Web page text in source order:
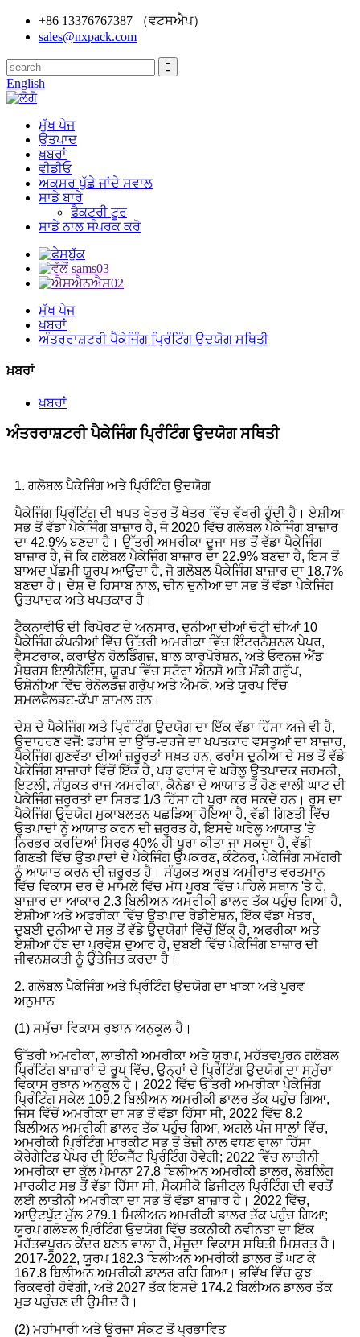
+86 13376767387 （ਵਟਸਐਪ）
sales@nxpack.com
English
ਮੁੱਖ ਪੇਜ
ਉਤਪਾਦ
ਖ਼ਬਰਾਂ
ਵੀਡੀਓ
ਅਕਸਰ ਪੁੱਛੇ ਜਾਂਦੇ ਸਵਾਲ
ਸਾਡੇ ਬਾਰੇ
ਫੈਕਟਰੀ ਟੂਰ
ਸਾਡੇ ਨਾਲ ਸੰਪਰਕ ਕਰੋ
ਮੁੱਖ ਪੇਜ
ਖ਼ਬਰਾਂ
ਅੰਤਰਰਾਸ਼ਟਰੀ ਪੈਕੇਜਿੰਗ ਪ੍ਰਿੰਟਿੰਗ ਉਦਯੋਗ ਸਥਿਤੀ
ਖ਼ਬਰਾਂ
ਖ਼ਬਰਾਂ
ਅੰਤਰਰਾਸ਼ਟਰੀ ਪੈਕੇਜਿੰਗ ਪ੍ਰਿੰਟਿੰਗ ਉਦਯੋਗ ਸਥਿਤੀ
1. ਗਲੋਬਲ ਪੈਕੇਜਿੰਗ ਅਤੇ ਪ੍ਰਿੰਟਿੰਗ ਉਦਯੋਗ
ਪੈਕੇਜਿੰਗ ਪ੍ਰਿੰਟਿੰਗ ਦੀ ਖਪਤ ਖੇਤਰ ਤੋਂ ਖੇਤਰ ਵਿੱਚ ਵੱਖਰੀ ਹੁੰਦੀ ਹੈ। ਏਸ਼ੀਆ
ਸਭ ਤੋਂ ਵੱਡਾ ਪੈਕੇਜਿੰਗ ਬਾਜ਼ਾਰ ਹੈ, ਜੋ 2020 ਵਿੱਚ ਗਲੋਬਲ ਪੈਕੇਜਿੰਗ ਬਾਜ਼ਾਰ
ਦਾ 42.9% ਬਣਦਾ ਹੈ। ਉੱਤਰੀ ਅਮਰੀਕਾ ਦੂਜਾ ਸਭ ਤੋਂ ਵੱਡਾ ਪੈਕੇਜਿੰਗ
ਬਾਜ਼ਾਰ ਹੈ, ਜੋ ਕਿ ਗਲੋਬਲ ਪੈਕੇਜਿੰਗ ਬਾਜ਼ਾਰ ਦਾ 22.9% ਬਣਦਾ ਹੈ, ਇਸ ਤੋਂ
ਬਾਅਦ ਪੱਛਮੀ ਯੂਰਪ ਆਉਂਦਾ ਹੈ, ਜੋ ਗਲੋਬਲ ਪੈਕੇਜਿੰਗ ਬਾਜ਼ਾਰ ਦਾ 18.7%
ਬਣਦਾ ਹੈ। ਦੇਸ਼ ਦੇ ਹਿਸਾਬ ਨਾਲ, ਚੀਨ ਦੁਨੀਆ ਦਾ ਸਭ ਤੋਂ ਵੱਡਾ ਪੈਕੇਜਿੰਗ
ਉਤਪਾਦਕ ਅਤੇ ਖਪਤਕਾਰ ਹੈ।
ਟੈਕਨਾਵੀਓ ਦੀ ਰਿਪੋਰਟ ਦੇ ਅਨੁਸਾਰ, ਦੁਨੀਆ ਦੀਆਂ ਚੋਟੀ ਦੀਆਂ 10
ਪੈਕੇਜਿੰਗ ਕੰਪਨੀਆਂ ਵਿੱਚ ਉੱਤਰੀ ਅਮਰੀਕਾ ਵਿੱਚ ਇੰਟਰਨੈਸ਼ਨਲ ਪੇਪਰ,
ਵੈਸਟਰਾਕ, ਕਰਾਊਨ ਹੋਲਡਿੰਗਜ਼, ਬਾਲ ਕਾਰਪੋਰੇਸ਼ਨ, ਅਤੇ ਓਵਨਜ਼ ਐਂਡ
ਮੈਥਰਸ ਇਲੀਨੋਇਸ, ਯੂਰਪ ਵਿੱਚ ਸਟੋਰਾ ਐਨਸੋ ਅਤੇ ਮੋਂਡੀ ਗਰੁੱਪ,
ਓਸ਼ੇਨੀਆ ਵਿੱਚ ਰੇਨੋਲਡਜ਼ ਗਰੁੱਪ ਅਤੇ ਐਮਕੋ, ਅਤੇ ਯੂਰਪ ਵਿੱਚ
ਸ਼ਮਲਫੈਲਡਟ-ਕੱਪਾ ਸ਼ਾਮਲ ਹਨ।
ਦੇਸ਼ ਦੇ ਪੈਕੇਜਿੰਗ ਅਤੇ ਪ੍ਰਿੰਟਿੰਗ ਉਦਯੋਗ ਦਾ ਇੱਕ ਵੱਡਾ ਹਿੱਸਾ ਅਜੇ ਵੀ ਹੈ,
ਉਦਾਹਰਣ ਵਜੋਂ: ਫਰਾਂਸ ਦਾ ਉੱਚ-ਦਰਜੇ ਦਾ ਖਪਤਕਾਰ ਵਸਤੂਆਂ ਦਾ ਬਾਜ਼ਾਰ,
ਪੈਕੇਜਿੰਗ ਗੁਣਵੱਤਾ ਦੀਆਂ ਜ਼ਰੂਰਤਾਂ ਸਖ਼ਤ ਹਨ, ਫਰਾਂਸ ਦੁਨੀਆ ਦੇ ਸਭ ਤੋਂ ਵੱਡੇ
ਪੈਕੇਜਿੰਗ ਬਾਜ਼ਾਰਾਂ ਵਿੱਚੋਂ ਇੱਕ ਹੈ, ਪਰ ਫਰਾਂਸ ਦੇ ਘਰੇਲੂ ਉਤਪਾਦਕ ਜਰਮਨੀ,
ਇਟਲੀ, ਸੰਯੁਕਤ ਰਾਜ ਅਮਰੀਕਾ, ਕੈਨੇਡਾ ਦੇ ਆਯਾਤ ਤੋਂ ਹੋਣ ਵਾਲੀ ਘਾਟ ਦੀ
ਪੈਕੇਜਿੰਗ ਜ਼ਰੂਰਤਾਂ ਦਾ ਸਿਰਫ 1/3 ਹਿੱਸਾ ਹੀ ਪੂਰਾ ਕਰ ਸਕਦੇ ਹਨ। ਰੂਸ ਦਾ
ਪੈਕੇਜਿੰਗ ਉਦਯੋਗ ਮੁਕਾਬਲਤਨ ਪਛੜਿਆ ਹੋਇਆ ਹੈ, ਵੱਡੀ ਗਿਣਤੀ ਵਿੱਚ
ਉਤਪਾਦਾਂ ਨੂੰ ਆਯਾਤ ਕਰਨ ਦੀ ਜ਼ਰੂਰਤ ਹੈ, ਇਸਦੇ ਘਰੇਲੂ ਆਯਾਤ 'ਤੇ
ਨਿਰਭਰ ਕਰਦਿਆਂ ਸਿਰਫ 40% ਹੀ ਪੂਰਾ ਕੀਤਾ ਜਾ ਸਕਦਾ ਹੈ, ਵੱਡੀ
ਗਿਣਤੀ ਵਿੱਚ ਉਤਪਾਦਾਂ ਦੇ ਪੈਕੇਜਿੰਗ ਉਪਕਰਣ, ਕੰਟੇਨਰ, ਪੈਕੇਜਿੰਗ ਸਮੱਗਰੀ
ਨੂੰ ਆਯਾਤ ਕਰਨ ਦੀ ਜ਼ਰੂਰਤ ਹੈ। ਸੰਯੁਕਤ ਅਰਬ ਅਮੀਰਾਤ ਵਰਤਮਾਨ
ਵਿੱਚ ਵਿਕਾਸ ਦਰ ਦੇ ਮਾਮਲੇ ਵਿੱਚ ਮੱਧ ਪੂਰਬ ਵਿੱਚ ਪਹਿਲੇ ਸਥਾਨ 'ਤੇ ਹੈ,
ਬਾਜ਼ਾਰ ਦਾ ਆਕਾਰ 2.3 ਬਿਲੀਅਨ ਅਮਰੀਕੀ ਡਾਲਰ ਤੱਕ ਪਹੁੰਚ ਗਿਆ ਹੈ,
ਏਸ਼ੀਆ ਅਤੇ ਅਫਰੀਕਾ ਵਿੱਚ ਉਤਪਾਦ ਰੇਡੀਏਸ਼ਨ, ਇੱਕ ਵੱਡਾ ਖੇਤਰ,
ਦੁਬਈ ਦੁਨੀਆ ਦੇ ਸਭ ਤੋਂ ਵੱਡੇ ਉਦਯੋਗਾਂ ਵਿੱਚੋਂ ਇੱਕ ਹੈ, ਅਫਰੀਕਾ ਅਤੇ
ਏਸ਼ੀਆ ਹੱਬ ਦਾ ਪ੍ਰਵੇਸ਼ ਦੁਆਰ ਹੈ, ਦੁਬਈ ਵਿੱਚ ਪੈਕੇਜਿੰਗ ਬਾਜ਼ਾਰ ਦੀ
ਜੀਵਨਸ਼ਕਤੀ ਨੂੰ ਉਤੇਜਿਤ ਕਰਦਾ ਹੈ।
2. ਗਲੋਬਲ ਪੈਕੇਜਿੰਗ ਅਤੇ ਪ੍ਰਿੰਟਿੰਗ ਉਦਯੋਗ ਦਾ ਖਾਕਾ ਅਤੇ ਪੂਰਵ
ਅਨੁਮਾਨ
(1) ਸਮੁੱਚਾ ਵਿਕਾਸ ਰੁਝਾਨ ਅਨੁਕੂਲ ਹੈ।
ਉੱਤਰੀ ਅਮਰੀਕਾ, ਲਾਤੀਨੀ ਅਮਰੀਕਾ ਅਤੇ ਯੂਰਪ, ਮਹੱਤਵਪੂਰਨ ਗਲੋਬਲ
ਪ੍ਰਿੰਟਿੰਗ ਬਾਜ਼ਾਰਾਂ ਦੇ ਰੂਪ ਵਿੱਚ, ਉਨ੍ਹਾਂ ਦੇ ਪ੍ਰਿੰਟਿੰਗ ਉਦਯੋਗ ਦਾ ਸਮੁੱਚਾ
ਵਿਕਾਸ ਰੁਝਾਨ ਅਨੁਕੂਲ ਹੈ। 2022 ਵਿੱਚ ਉੱਤਰੀ ਅਮਰੀਕਾ ਪੈਕੇਜਿੰਗ
ਪ੍ਰਿੰਟਿੰਗ ਸਕੇਲ 109.2 ਬਿਲੀਅਨ ਅਮਰੀਕੀ ਡਾਲਰ ਤੱਕ ਪਹੁੰਚ ਗਿਆ,
ਜਿਸ ਵਿੱਚੋਂ ਅਮਰੀਕਾ ਦਾ ਸਭ ਤੋਂ ਵੱਡਾ ਹਿੱਸਾ ਸੀ, 2022 ਵਿੱਚ 8.2
ਬਿਲੀਅਨ ਅਮਰੀਕੀ ਡਾਲਰ ਤੱਕ ਪਹੁੰਚ ਗਿਆ, ਅਗਲੇ ਪੰਜ ਸਾਲਾਂ ਵਿੱਚ,
ਅਮਰੀਕੀ ਪ੍ਰਿੰਟਿੰਗ ਮਾਰਕੀਟ ਸਭ ਤੋਂ ਤੇਜ਼ੀ ਨਾਲ ਵਧਣ ਵਾਲਾ ਹਿੱਸਾ
ਕੋਰੇਗੇਟਿਡ ਪੇਪਰ ਦੀ ਇੰਕਜੈੱਟ ਪ੍ਰਿੰਟਿੰਗ ਹੋਵੇਗੀ; 2022 ਵਿੱਚ ਲਾਤੀਨੀ
ਅਮਰੀਕਾ ਦਾ ਕੁੱਲ ਪੈਮਾਨਾ 27.8 ਬਿਲੀਅਨ ਅਮਰੀਕੀ ਡਾਲਰ, ਲੇਬਲਿੰਗ
ਮਾਰਕੀਟ ਸਭ ਤੋਂ ਵੱਡਾ ਹਿੱਸਾ ਸੀ, ਮੈਕਸੀਕੋ ਡਿਜੀਟਲ ਪ੍ਰਿੰਟਿੰਗ ਦੀ ਵਰਤੋਂ
ਲਈ ਲਾਤੀਨੀ ਅਮਰੀਕਾ ਦਾ ਸਭ ਤੋਂ ਵੱਡਾ ਬਾਜ਼ਾਰ ਹੈ। 2022 ਵਿੱਚ,
ਆਉਟਪੁੱਟ ਮੁੱਲ 279.1 ਮਿਲੀਅਨ ਅਮਰੀਕੀ ਡਾਲਰ ਤੱਕ ਪਹੁੰਚ ਗਿਆ;
ਯੂਰਪ ਗਲੋਬਲ ਪ੍ਰਿੰਟਿੰਗ ਉਦਯੋਗ ਵਿੱਚ ਤਕਨੀਕੀ ਨਵੀਨਤਾ ਦਾ ਇੱਕ
ਮਹੱਤਵਪੂਰਨ ਕੇਂਦਰ ਬਣਨ ਵਾਲਾ ਹੈ, ਮੌਜੂਦਾ ਵਿਕਾਸ ਸਥਿਤੀ ਮਿਸ਼ਰਤ ਹੈ।
2017-2022, ਯੂਰਪ 182.3 ਬਿਲੀਅਨ ਅਮਰੀਕੀ ਡਾਲਰ ਤੋਂ ਘਟ ਕੇ
167.8 ਬਿਲੀਅਨ ਅਮਰੀਕੀ ਡਾਲਰ ਰਹਿ ਗਿਆ। ਭਵਿੱਖ ਵਿੱਚ ਕੁਝ
ਰਿਕਵਰੀ ਹੋਵੇਗੀ, ਅਤੇ 2027 ਤੱਕ ਇਸਦੇ 174.2 ਬਿਲੀਅਨ ਡਾਲਰ ਤੱਕ
ਮੁੜ ਪਹੁੰਚਣ ਦੀ ਉਮੀਦ ਹੈ।
(2) ਮਹਾਂਮਾਰੀ ਅਤੇ ਊਰਜਾ ਸੰਕਟ ਤੋਂ ਪ੍ਰਭਾਵਿਤ